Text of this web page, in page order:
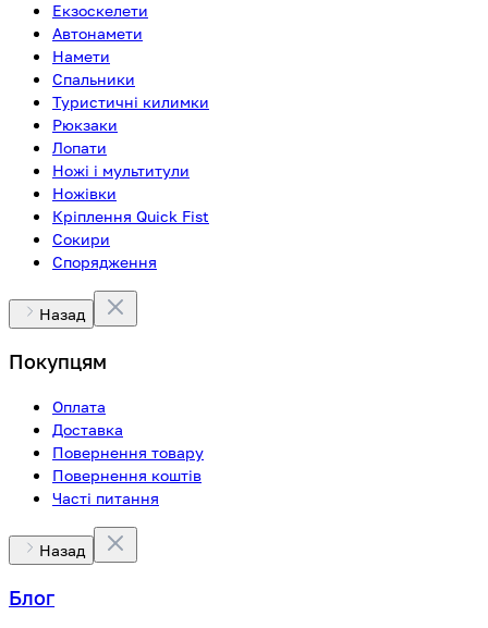
Екзоскелети
Автонамети
Намети
Спальники
Туристичні килимки
Рюкзаки
Лопати
Ножі і мультитули
Ножівки
Кріплення Quick Fist
Сокири
Спорядження
Назад
Покупцям
Оплата
Доставка
Повернення товару
Повернення коштів
Часті питання
Назад
Блог